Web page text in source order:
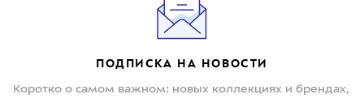
ПОДПИСКА НА НОВОСТИ
Коротко о самом важном: новых коллекциях и брендах,